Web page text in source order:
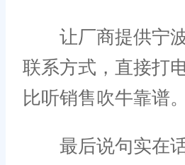
让厂商提供宁波
联系方式，直接打
比听销售吹牛靠谱。
最后说句实在